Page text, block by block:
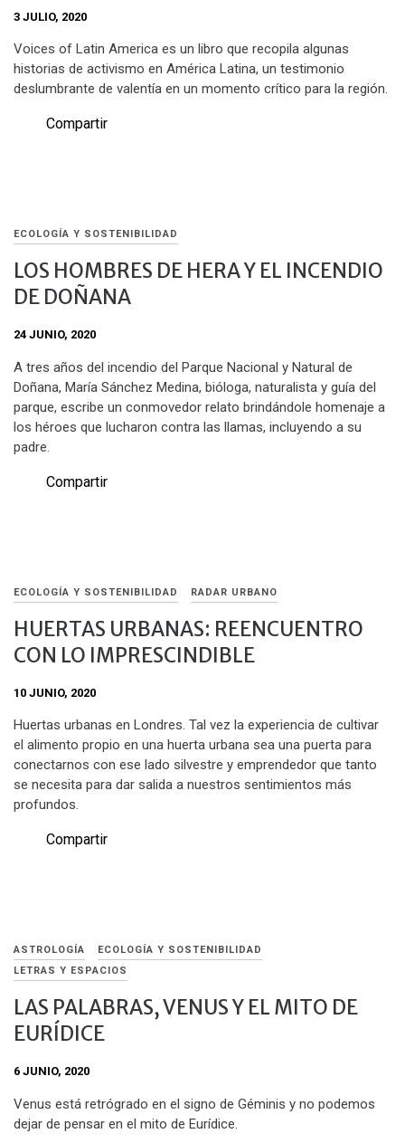
3 JULIO, 2020
Voices of Latin America es un libro que recopila algunas
historias de activismo en América Latina, un testimonio
deslumbrante de valentía en un momento crítico para la región.
Compartir
ECOLOGÍA Y SOSTENIBILIDAD
LOS HOMBRES DE HERA Y EL INCENDIO
DE DOÑANA
24 JUNIO, 2020
A tres años del incendio del Parque Nacional y Natural de
Doñana, María Sánchez Medina, bióloga, naturalista y guía del
parque, escribe un conmovedor relato brindándole homenaje a
los héroes que lucharon contra las llamas, incluyendo a su
padre.
Compartir
ECOLOGÍA Y SOSTENIBILIDAD RADAR URBANO
HUERTAS URBANAS: REENCUENTRO
CON LO IMPRESCINDIBLE
10 JUNIO, 2020
Huertas urbanas en Londres. Tal vez la experiencia de cultivar
el alimento propio en una huerta urbana sea una puerta para
conectarnos con ese lado silvestre y emprendedor que tanto
se necesita para dar salida a nuestros sentimientos más
profundos.
Compartir
ASTROLOGÍA
ECOLOGÍA Y SOSTENIBILIDAD
LETRAS Y ESPACIOS
LAS PALABRAS, VENUS Y EL MITO DE
EURÍDICE
6 JUNIO, 2020
Venus está retrógrado en el signo de Géminis y no podemos
dejar de pensar en el mito de Eurídice.